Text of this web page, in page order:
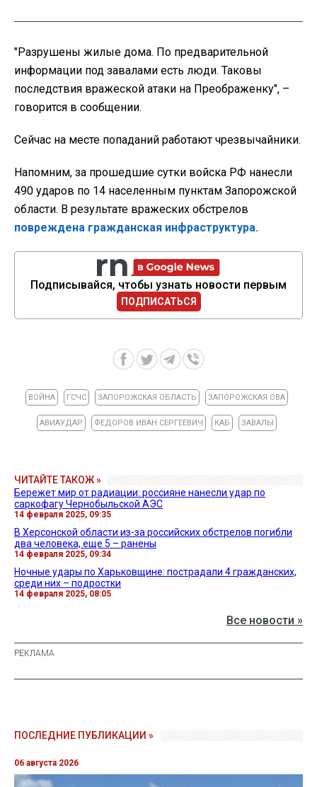
"Разрушены жилые дома. По предварительной
информации под завалами есть люди. Таковы
последствия вражеской атаки на Преображенку", –
говорится в сообщении.
Сейчас на месте попаданий работают чрезвычайники.
Напомним, за прошедшие сутки войска РФ нанесли
490 ударов по 14 населенным пунктам Запорожской
области. В результате вражеских обстрелов
повреждена гражданская инфраструктура.
Подписывайся, чтобы узнать новости первым
ПОДПИСАТЬСЯ
ВОЙНА ГСЧС ЗАПОРОЖСКАЯ ОБЛАСТЬ ЗАПОРОЖСКАЯ ОВА
АВИАУДАР ФЕДОРОВ ИВАН СЕРГЕЕВИЧ КАБ ЗАВАЛЫ
ЧИТАЙТЕ ТАКОЖ »
Бережет мир от радиации: россияне нанесли удар по
саркофагу Чернобыльской АЭС
14 февраля 2025, 09:35
В Херсонской области из-за российских обстрелов погибли
два человека, еще 5 – ранены
14 февраля 2025, 09:34
Ночные удары по Харьковщине: пострадали 4 гражданских,
среди них – подростки
14 февраля 2025, 08:05
Все новости »
ПОСЛЕДНИЕ ПУБЛИКАЦИИ »
06 августа 2026